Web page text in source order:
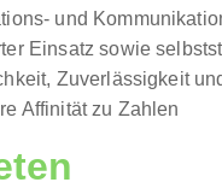
und
Einsatz sowie
Zuverlässigkeit
Affinität zu Zahlen